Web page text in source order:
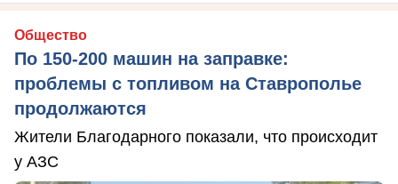
Общество
По 150-200 машин на заправке:
проблемы с топливом на Ставрополье
продолжаются
Жители Благодарного показали, что происходит
у АЗС